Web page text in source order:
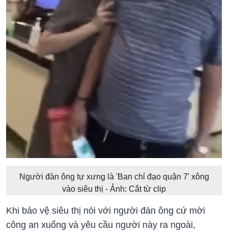
Người đàn ông tự xưng là 'Ban chỉ đạo quận 7' xông
vào siêu thị - Ảnh: Cắt từ clip
Khi bảo vệ siêu thị nói với người đàn ông cứ mời
công an xuống và yêu cầu người này ra ngoài,